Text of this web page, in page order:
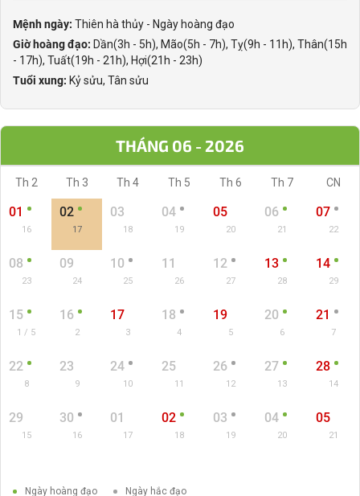
Mệnh ngày: Thiên hà thủy - Ngày hoàng đạo
Giờ hoàng đạo: Dần(3h - 5h), Mão(5h - 7h), Tỵ(9h - 11h), Thân(15h
- 17h), Tuất(19h - 21h), Hợi(21h - 23h)
Tuổi xung: Kỷ sửu, Tân sửu
THÁNG 06 - 2026
Th 2 Th 3 Th 4 Th 5 Th 6 Th 7 CN
01
16
02
17
03
18
04
19
05
20
06
21
07
22
08
23
09
24
10
25
11
26
12
27
13
28
14
29
15
1 / 5
16
2
17
3
18
4
19
5
20
6
21
7
22
8
23
9
24
10
25
11
26
12
27
13
28
14
29
15
30
16
01
17
02
18
03
19
04
20
05
21
Ngày hoàng đạo Ngày hắc đạo